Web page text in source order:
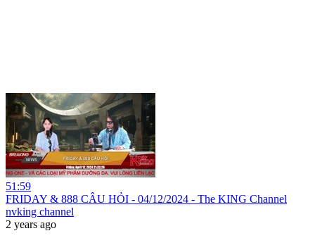
51:59
FRIDAY & 888 CÂU HỎI - 04/12/2024 - The KING Channel
nvking channel
2 years ago